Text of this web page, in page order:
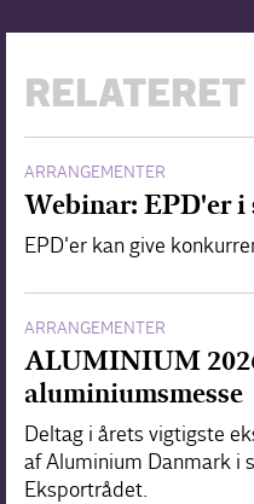
ARRANGEMENTER
Webinar: EPD'er i
EPD'er kan give
ARRANGEMENTER
ALUMINIUM
aluminiumsmesse
Deltag i årets vigtigste
af Aluminium Danmark i
Eksportrådet.